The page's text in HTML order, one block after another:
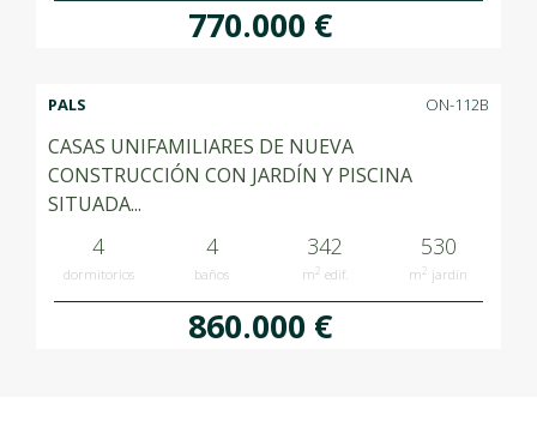
770.000 €
PALS ON-112B
CASAS UNIFAMILIARES DE NUEVA
CONSTRUCCIÓN CON JARDÍN Y PISCINA
SITUADA...
4
dormitorios
4
baños
342
m2 edif.
530
m2 jardín
860.000 €